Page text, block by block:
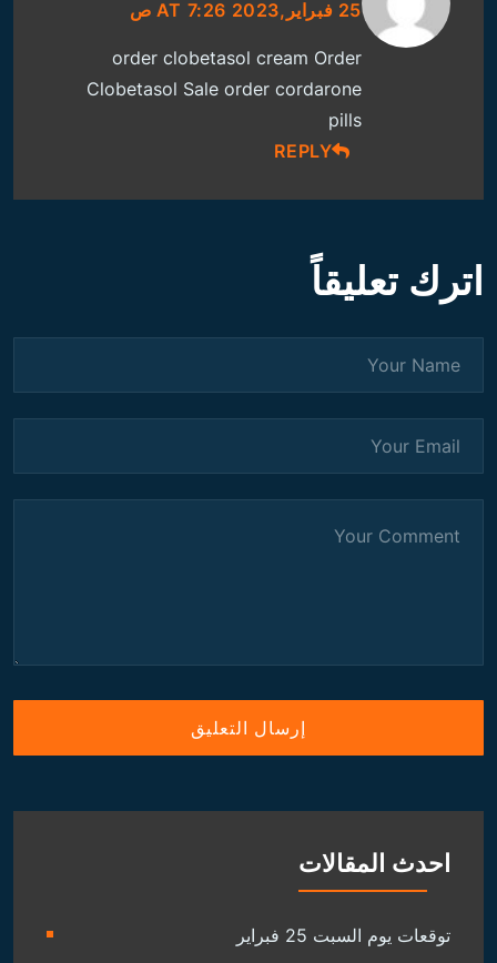
25 فبراير,2023 AT 7:26 ص
order clobetasol cream Order
Clobetasol Sale order cordarone
pills
REPLY
اترك تعليقاً
احدث المقالات
توقعات يوم السبت 25 فبراير